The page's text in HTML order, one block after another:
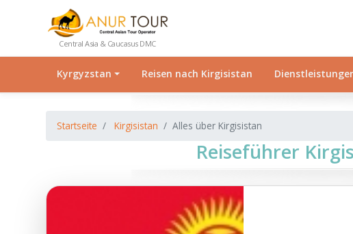
Central Asia & Caucasus DMC
Kyrgyzstan Reisen nach Kirgisistan
Startseite Kirgisistan Alles über Kirgisistan
Reiseführer